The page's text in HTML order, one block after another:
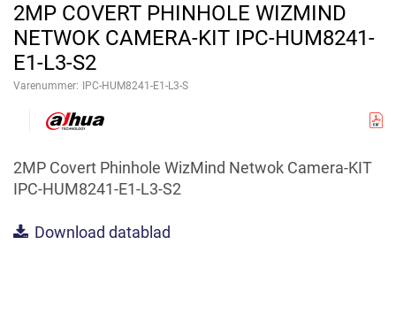
2MP COVERT PHINHOLE WIZMIND
NETWOK CAMERA-KIT IPC-HUM8241-
E1-L3-S2
Varenummer: IPC-HUM8241-E1-L3-S
2MP Covert Phinhole WizMind Netwok Camera-KIT
IPC-HUM8241-E1-L3-S2
Download datablad